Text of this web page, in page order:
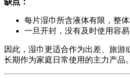
缺点：
每片湿巾所含液体有限，整
一旦开封，没有及时使用容易
因此，湿巾更适合作为出差、旅游
长期作为家庭日常使用的主力产品。